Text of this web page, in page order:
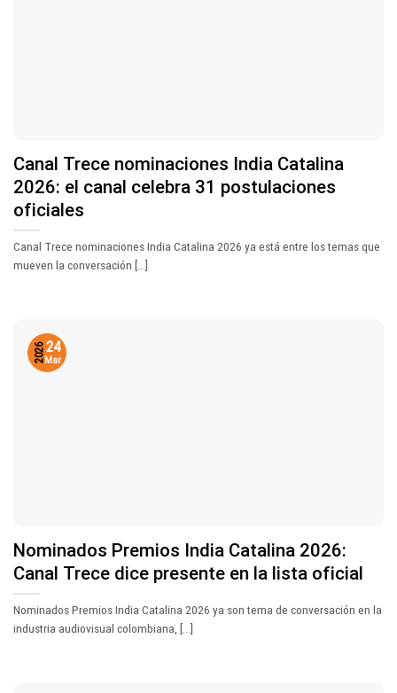
Canal Trece nominaciones India Catalina
2026: el canal celebra 31 postulaciones
oficiales
Canal Trece nominaciones India Catalina 2026 ya está entre los temas que
mueven la conversación [...]
Nominados Premios India Catalina 2026:
Canal Trece dice presente en la lista oficial
Nominados Premios India Catalina 2026 ya son tema de conversación en la
industria audiovisual colombiana, [...]
24
Mar
2026